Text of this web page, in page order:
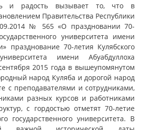
и радость вызывает то, что в
Правительства Республики
№ 565 «О праздновании 70-
университета имени
празднование 70-летия Кулябского
имени Абуабдуллоха
2015 года в вышеупомянутом
народ Куляба и дорогой народ
с преподавателями и сотрудниками,
разных курсов и работниками
с гордостью отметят 70-летие
государственного университета. В